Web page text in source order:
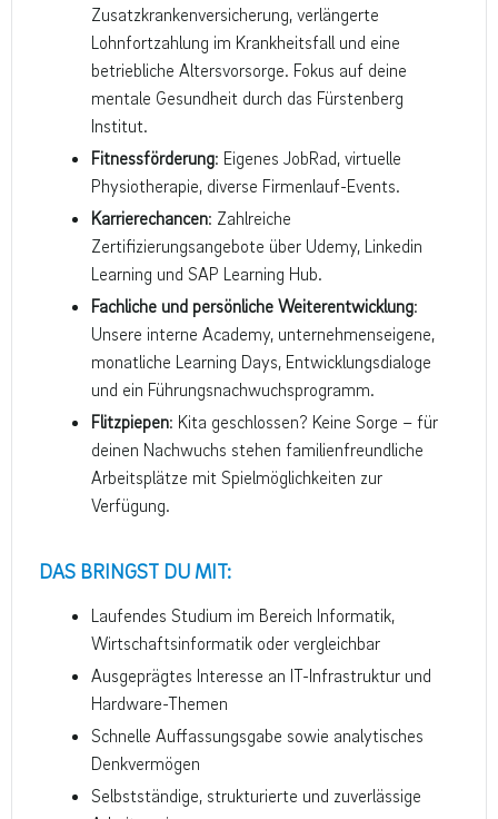
Zusatzkrankenversicherung, verlängerte
Lohnfortzahlung im Krankheitsfall und eine
betriebliche Altersvorsorge. Fokus auf deine
mentale Gesundheit durch das Fürstenberg
Institut.
Fitnessförderung: Eigenes JobRad, virtuelle
Physiotherapie, diverse Firmenlauf-Events.
Karrierechancen: Zahlreiche
Zertifizierungsangebote über Udemy, Linkedin
Learning und SAP Learning Hub.
Fachliche und persönliche Weiterentwicklung:
Unsere interne Academy, unternehmenseigene,
monatliche Learning Days, Entwicklungsdialoge
und ein Führungsnachwuchsprogramm.
Flitzpiepen: Kita geschlossen? Keine Sorge – für
deinen Nachwuchs stehen familienfreundliche
Arbeitsplätze mit Spielmöglichkeiten zur
Verfügung.
DAS BRINGST DU MIT:
Laufendes Studium im Bereich Informatik,
Wirtschaftsinformatik oder vergleichbar
Ausgeprägtes Interesse an IT-Infrastruktur und
Hardware-Themen
Schnelle Auffassungsgabe sowie analytisches
Denkvermögen
Selbstständige, strukturierte und zuverlässige